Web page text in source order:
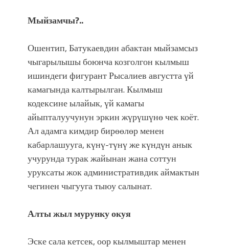
Мыйзамчы?..
Ошентип, Батукаевдин абактан мыйзамсыз
чыгарылышы боюнча козголгон кылмыш
ишиндеги фигурант Рысалиев августта үй
камагында калтырылган. Кылмыш
кодексине ылайык, үй камагы
айыпталуучунун эркин жүрүшүнө чек коёт.
Ал адамга кимдир бирөөлөр менен
кабарлашууга, күнү-түнү же күндүн анык
учурунда турак жайынан жана соттун
уруксаты жок административдик аймактын
чегинен чыгууга тыюу салынат.
Алты жыл мурунку окуя
Эске сала кетсек, оор кылмыштар менен